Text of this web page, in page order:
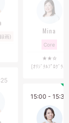
いただけます。
お願いいたし
階のピラティ
グもレッスン時
のレッスンと
分から、退館時
画)
Mina
Core
★★☆
[ｵﾘｼﾞﾅﾙﾌﾟﾛｸﾞﾗﾑ]
15:00 - 15:30